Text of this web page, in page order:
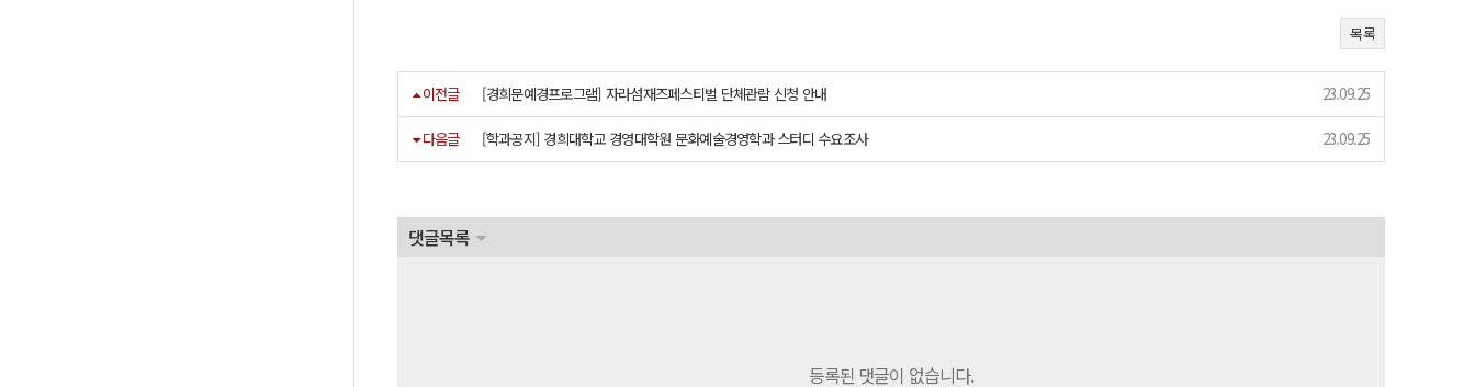
목록
이전글 [경희문예경프로그램] 자라섬재즈페스티벌 단체관람 신청 안내 23.09.25
다음글 [학과공지] 경희대학교 경영대학원 문화예술경영학과 스터디 수요조사 23.09.25
댓글목록
등록된 댓글이 없습니다.